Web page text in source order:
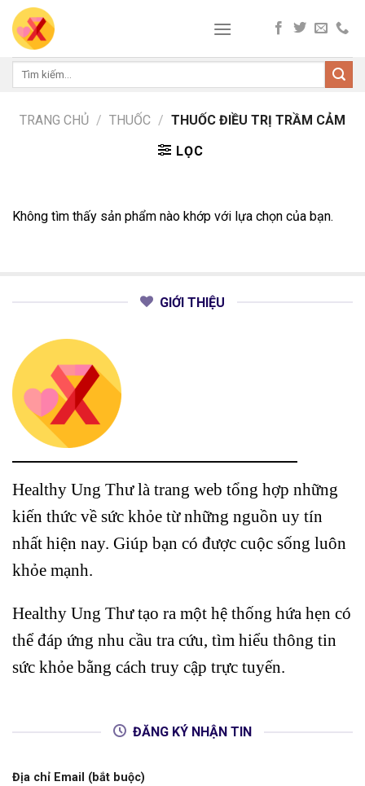
Skip
content
Tìm
TRANG CHỦ / THUỐC / THUỐC ĐIỀU TRỊ TRẦM CẢM
LỌC
Không tìm thấy sản phẩm nào khớp với lựa chọn của bạn.
GIỚI THIỆU
Healthy Ung Thư là trang web tổng hợp những
kiến thức về sức khỏe từ những nguồn uy tín
nhất hiện nay. Giúp bạn có được cuộc sống luôn
khỏe mạnh.
Healthy Ung Thư tạo ra một hệ thống hứa hẹn có
thể đáp ứng nhu cầu tra cứu, tìm hiểu thông tin
sức khỏe bằng cách truy cập trực tuyến.
ĐĂNG KÝ NHẬN TIN
Địa chỉ Email (bắt buộc)